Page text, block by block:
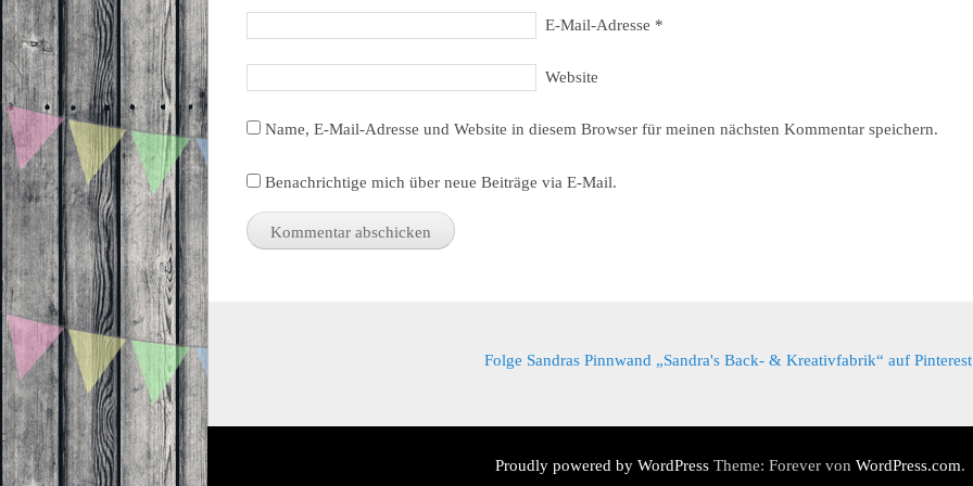
E-Mail-Adresse *
Website
Name, E-Mail-Adresse und Website in diesem Browser für meinen nächsten Kommentar speichern.
Benachrichtige mich über neue Beiträge via E-Mail.
Folge Sandras Pinnwand „Sandra's Back- & Kreativfabrik“ auf
Proudly powered by WordPressTheme: Forever von WordPress.com.